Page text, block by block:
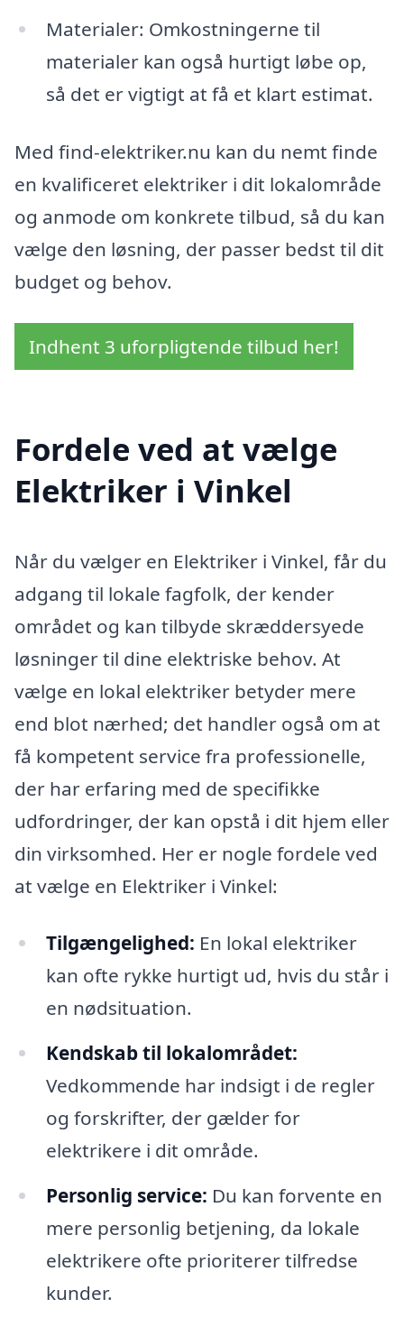
Materialer: Omkostningerne til
materialer kan også hurtigt løbe op,
så det er vigtigt at få et klart estimat.
Med find-elektriker.nu kan du nemt finde
en kvalificeret elektriker i dit lokalområde
og anmode om konkrete tilbud, så du kan
vælge den løsning, der passer bedst til dit
budget og behov.
Indhent 3 uforpligtende tilbud her!
Fordele ved at vælge
Elektriker i Vinkel
Når du vælger en Elektriker i Vinkel, får du
adgang til lokale fagfolk, der kender
området og kan tilbyde skræddersyede
løsninger til dine elektriske behov. At
vælge en lokal elektriker betyder mere
end blot nærhed; det handler også om at
få kompetent service fra professionelle,
der har erfaring med de specifikke
udfordringer, der kan opstå i dit hjem eller
din virksomhed. Her er nogle fordele ved
at vælge en Elektriker i Vinkel:
Tilgængelighed: En lokal elektriker
kan ofte rykke hurtigt ud, hvis du står i
en nødsituation.
Kendskab til lokalområdet:
Vedkommende har indsigt i de regler
og forskrifter, der gælder for
elektrikere i dit område.
Personlig service: Du kan forvente en
mere personlig betjening, da lokale
elektrikere ofte prioriterer tilfredse
kunder.